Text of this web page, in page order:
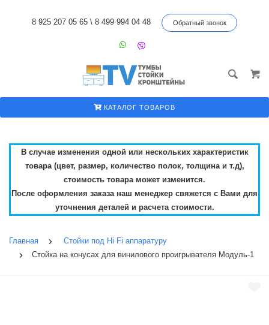
8 925 207 05 65 \ 8 499 994 04 48 Обратный звонок
КАТАЛОГ ТОВАРОВ
В случае изменения одной или нескольких характеристик
товара (цвет, размер, количество полок, толщина и т.д),
стоимость товара может изменится.
После оформления заказа наш менеджер свяжется с Вами для
уточнения деталей и расчета стоимости.
Главная
Стойки под Hi Fi аппаратуру
Стойка на конусах для винилового проигрывателя Модуль-1